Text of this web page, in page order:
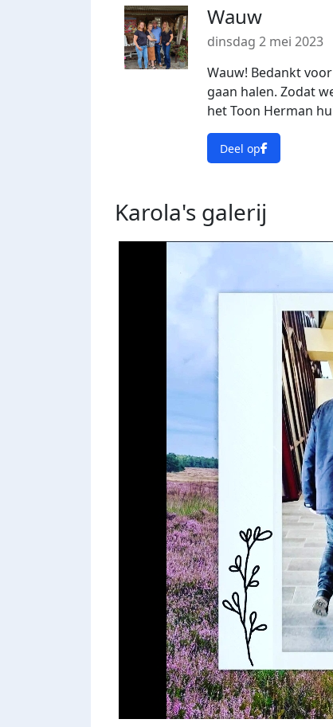
Wauw
dinsdag 2 mei 2023
Wauw! Bedankt
gaan halen. Zodat
het Toon Herman
Deel op
Karola's galerij